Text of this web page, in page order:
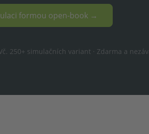
formou open-book →
250+ simulačních variant · Zdarma a